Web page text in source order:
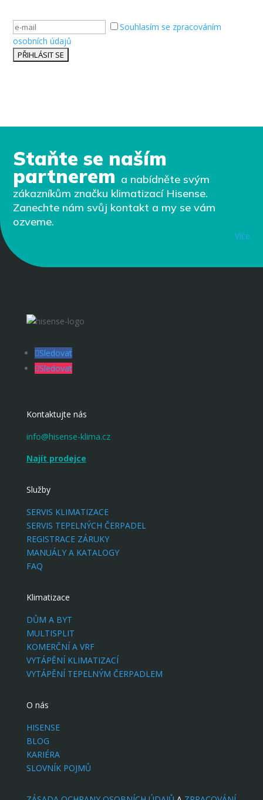
Souhlasím se zpracováním
osobních údajů
Staňte se naším
partnerem a nabídněte svým
zákazníkům značku klimatizací Hisense.
Zanechte nám svůj kontakt a my se vám
ozveme.
Více
Sledovat
Sledovat
Kontaktujte nás
info@hisense-klima.cz
Najít prodejce
Služby
SERVIS KLIMATIZACE
SERVIS TEPELNÝCH ČERPADEL
REGISTRACE ZÁRUKY
MANUÁLY A KATALOGY
FAQ
Klimatizace
DŮM A BYT
MULTISPLIT
KOMERČNÍ A VRF
VYTÁPĚNÍ KLIMATIZACÍ
VYTÁPĚNÍ TEPELNÝM ČERPADLEM
O nás
HISENSE
BLOG
KARIÉRA
SLOVNÍK POJMŮ